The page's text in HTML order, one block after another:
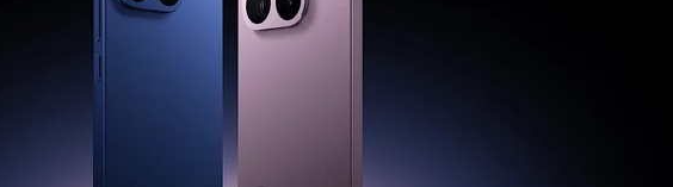
只是开胃菜：合肥正在下一盘你看不懂的大棋
像白开水？90%的人第一步就做错了
游戏终于要登 PC，光盘党也能“以盘换数”了？